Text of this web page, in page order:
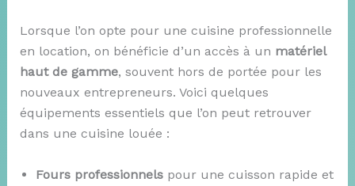
Lorsque l’on opte pour une cuisine professionnelle
en location, on bénéficie d’un accès à un matériel
haut de gamme, souvent hors de portée pour les
nouveaux entrepreneurs. Voici quelques
équipements essentiels que l’on peut retrouver
dans une cuisine louée :
Fours professionnelspour une cuisson rapide et